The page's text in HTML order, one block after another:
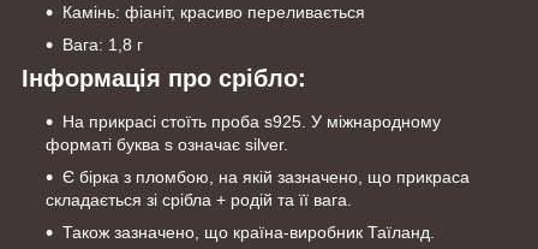
Камінь: фіаніт, красиво переливається
Вага: 1,8 г
Інформація про срібло:
На прикрасі стоїть проба s925. У міжнародному
форматі буква s означає silver.
Є бірка з пломбою, на якій зазначено, що прикраса
складається зі срібла + родій та її вага.
Також зазначено, що країна-виробник Таїланд.